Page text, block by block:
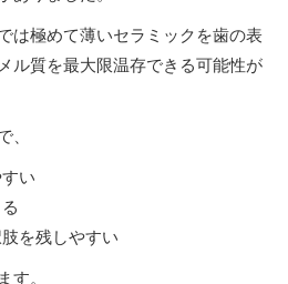
は極めて薄いセラミックを歯の表
ル質を最大限温存できる可能性が
、
い
を残しやすい
す。